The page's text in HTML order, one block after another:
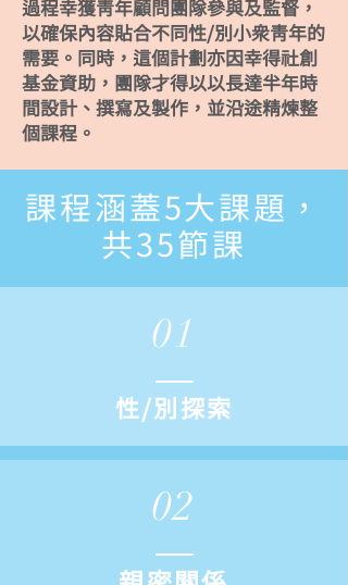
課程涵蓋5大課題，
共35節課
01
性/別探索
02
過程幸獲青年顧問團隊參與及監督，
以確保內容貼合不同性/別小眾青年的
需要。 同時，這個計劃亦因幸得社創
基金資助，團隊才得以以長達半年時
間設計、撰寫及製作，並沿途精煉整
個課程。